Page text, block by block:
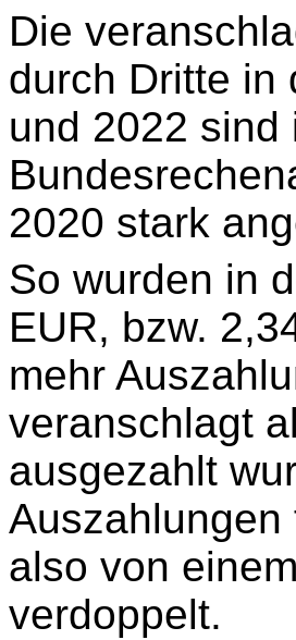
Die
durch Dritte in
und 2022 sind
2020 stark
So wurden in
EUR, bzw.
mehr
veranschlagt
ausgezahlt
also von
verdoppelt.